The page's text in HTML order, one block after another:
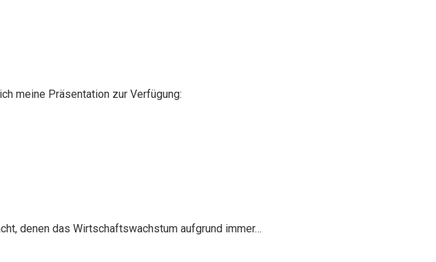
meine Präsentation zur Verfügung:
denen das Wirtschaftswachstum aufgrund immer…